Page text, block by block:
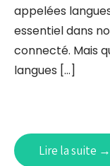
appelées
essentiel dans
connecté. Mais
langues […]
Lire la suite →